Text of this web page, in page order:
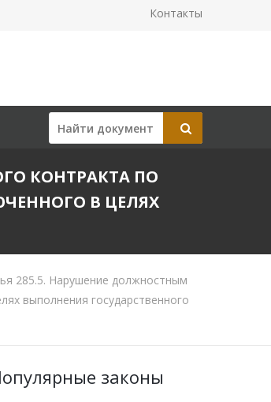
Контакты
КОНТРАКТА ПО
В ЦЕЛЯХ
285.5. Нарушение должностным
выполнения государственного
законы